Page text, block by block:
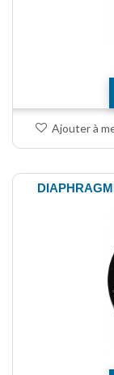
Ajouter à